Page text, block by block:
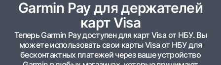
Garmin Pay для держателей
карт Visa
Теперь Garmin Pay доступен для карт Visa от НБУ. Вы
можете использовать свои карты Visa от НБУ для
бесконтактных платежей через ваше устройство